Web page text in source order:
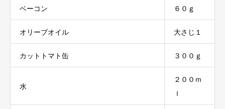
ベーコン ６０ｇ
オリーブオイル 大さじ１
カットトマト缶 ３００ｇ
水
２００ｍ
ｌ